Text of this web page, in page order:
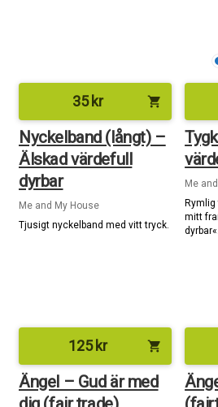
35kr shopping_cart
Nyckelband (långt) –
Älskad värdefull
dyrbar
Me and My House
Tjusigt nyckelband med vitt tryck.
Me
mitt
dyrbar«.
125kr shopping_cart
Ängel – Gud är med